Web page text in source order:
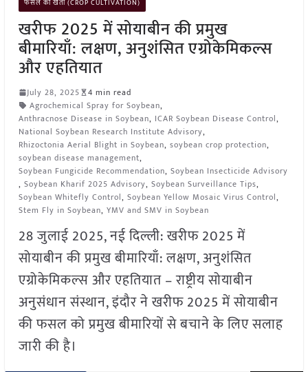
फसल की खेती (CROP CULTIVATION)
खरीफ 2025 में सोयाबीन की प्रमुख
बीमारियाँ: लक्षण, अनुशंसित एग्रोकेमिकल्स
और एहतियात
July 28, 2025
4 min read
Agrochemical Spray for Soybean,
Anthracnose Disease in Soybean, ICAR Soybean Disease Control,
National Soybean Research Institute Advisory,
Rhizoctonia Aerial Blight in Soybean, soybean crop protection,
soybean disease management,
Soybean Fungicide Recommendation, Soybean Insecticide Advisory
, Soybean Kharif 2025 Advisory, Soybean Surveillance Tips,
Soybean Whitefly Control, Soybean Yellow Mosaic Virus Control,
Stem Fly in Soybean, YMV and SMV in Soybean
28 जुलाई 2025, नई दिल्ली: खरीफ 2025 में
सोयाबीन की प्रमुख बीमारियाँ: लक्षण, अनुशंसित
एग्रोकेमिकल्स और एहतियात – राष्ट्रीय सोयाबीन
अनुसंधान संस्थान, इंदौर ने खरीफ 2025 में सोयाबीन
की फसल को प्रमुख बीमारियों से बचाने के लिए सलाह
जारी की है।